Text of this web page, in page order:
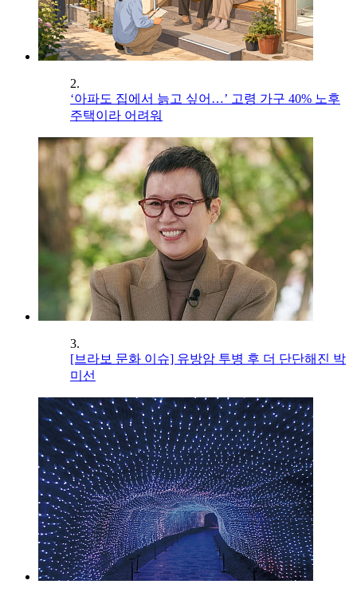
2.
‘아파도 집에서 늙고 싶어…’ 고령 가구 40% 노후
주택이라 어려워
3.
[브라보 문화 이슈] 유방암 투병 후 더 단단해진 박
미선